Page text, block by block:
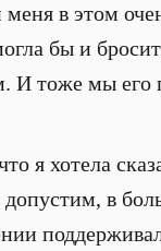
в этом
бы и
И тоже мы
я хотела
в